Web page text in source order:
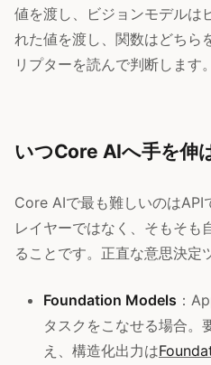
値を渡し、ビジョンモデルは
れた値を渡し、関数はどちら
リプターを読んで判断します。
いつCore AIへ手を伸
Core AIで最も難しいのはAPI
レイヤーではなく、そもそも
ることです。正直な意思決定
Foundation Models ：
タスクをこなせる場合。
え、構造化出力は